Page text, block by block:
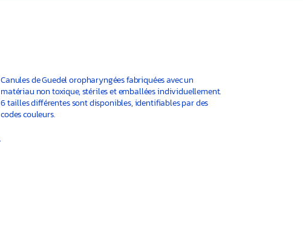
Canules de Guedel oropharyngées fabriquées avec un
matériau non toxique, stériles et emballées individuellement.
6 tailles différentes sont disponibles, identifiables par des
codes couleurs.